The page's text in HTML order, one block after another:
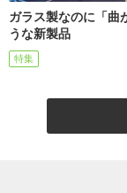
ガラス製なのに「曲
うな新製品
特集